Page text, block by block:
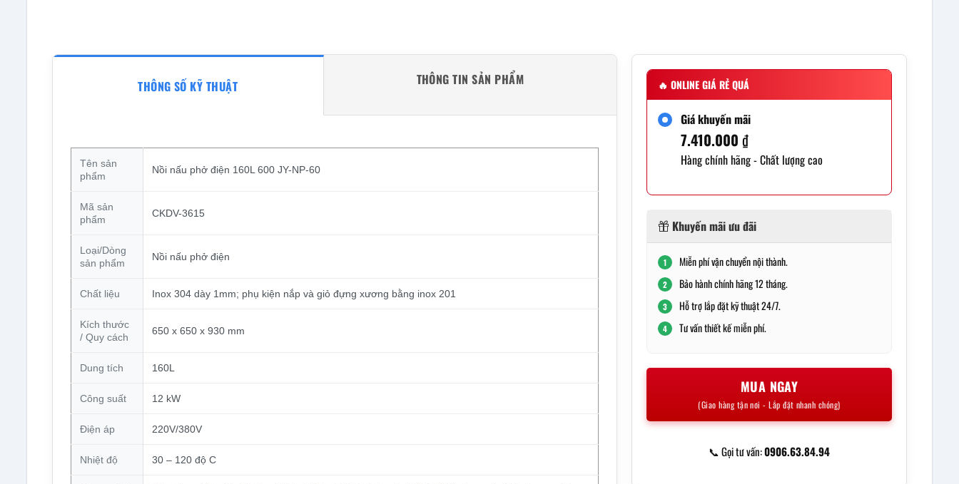
THÔNG SỐ KỸ THUẬT THÔNG TIN SẢN PHẨM
Tên sản
phẩm
Nồi nấu phở điện 160L 600 JY-NP-60
Mã sản
phẩm
CKDV-3615
Loại/Dòng
sản phẩm
Nồi nấu phở điện
Chất liệu Inox 304 dày 1mm; phụ kiện nắp và giỏ đựng xương bằng inox 201
Kích thước
/ Quy cách
650 x 650 x 930 mm
Dung tích 160L
Công suất 12 kW
Điện áp 220V/380V
Nhiệt độ 30 – 120 độ C
🔥 ONLINE GIÁ RẺ QUÁ
Giá khuyến mãi
7.410.000 ₫
Hàng chính hãng - Chất lượng cao
Khuyến mãi ưu đãi
1 Miễn phí vận chuyển nội thành.
2 Bảo hành chính hãng 12 tháng.
3 Hỗ trợ lắp đặt kỹ thuật 24/7.
4 Tư vấn thiết kế miễn phí.
MUA NGAY
(Giao hàng tận nơi - Lắp đặt nhanh chóng)
📞 Gọi tư vấn:0906.63.84.94